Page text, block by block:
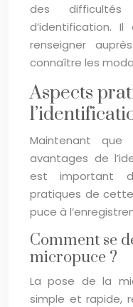
des
d’identification.
renseigner
connaître les
Aspects
Maintenant que
avantages de
est important
pratiques de
puce à
Comment se
micropuce ?
La pose de la
simple et rapide,